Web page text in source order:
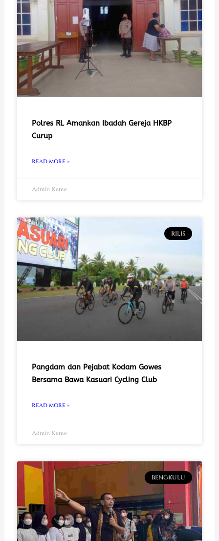
Polres RL Amankan Ibadah Gereja HKBP
Curup
READ MORE »
Admin Keme
RILIS
Pangdam dan Pejabat Kodam Gowes
Bersama Bawa Kasuari Cycling Club
READ MORE »
Admin Keme
BENGKULU